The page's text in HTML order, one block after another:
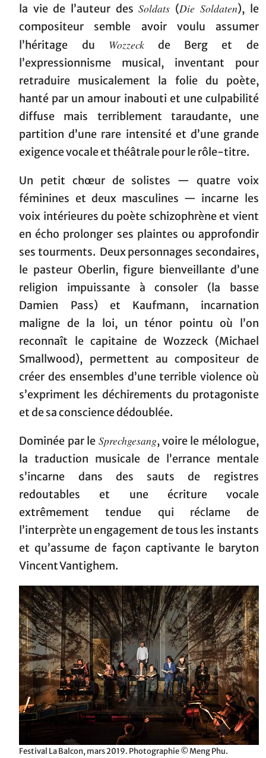
la vie de l’auteur desSoldats (Die Soldaten), le
compositeur semble avoir voulu assumer
l’héritage du Wozzeckde Berg et de
l’expressionnisme musical, inventant pour
retraduire musicalement la folie du poète,
hanté par un amour inabouti et une culpabilité
diffuse mais terriblement taraudante, une
partition d’une rare intensité et d’une grande
exigence vocale et théâtrale pour le rôle-titre.
Un petit chœur de solistes — quatre voix
féminines et deux masculines — incarne les
voix intérieures du poète schizophrène et vient
en écho prolonger ses plaintes ou approfondir
ses tourments. Deux personnages secondaires,
le pasteur Oberlin, figure bienveillante d’une
religion impuissante à consoler (la basse
Damien Pass) et Kaufmann, incarnation
maligne de la loi, un ténor pointu où l’on
reconnaît le capitaine de Wozzeck (Michael
Smallwood), permettent au compositeur de
créer des ensembles d’une terrible violence où
s’expriment les déchirements du protagoniste
et de sa conscience dédoublée.
Dominée par le Sprechgesang, voire le mélologue,
la traduction musicale de l’errance mentale
s’incarne dans des sauts de registres
redoutables et une écriture vocale
extrêmement tendue qui réclame de
l’interprète un engagement de tous les instants
et qu’assume de façon captivante le baryton
Vincent Vantighem.
Festival La Balcon, mars 2019. Photographie © Meng Phu.